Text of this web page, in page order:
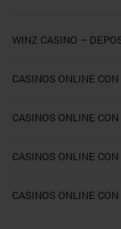
WINZ CASINO –
CASINOS ONLINE
CASINOS ONLINE
CASINOS ONLINE
CASINOS ONLINE